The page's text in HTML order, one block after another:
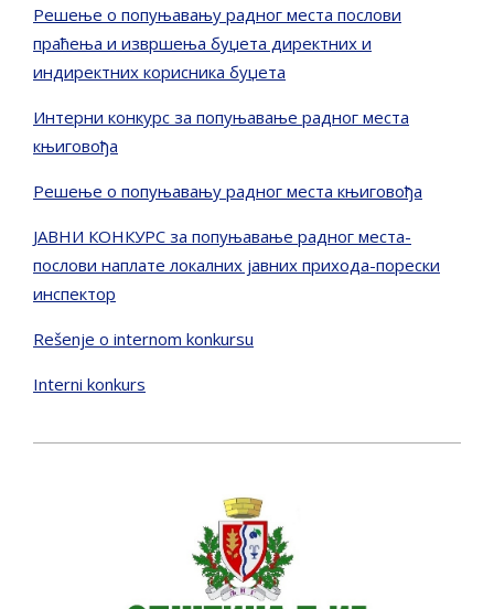
Решење о попуњавању радног места послови
праћења и извршења буџета директних и
индиректних корисника буџета
Интерни конкурс за попуњавање радног места
књиговођа
Решење о попуњавању радног места књиговођа
ЈАВНИ КОНКУРС за попуњавање радног места-
послови наплате локалних јавних прихода-порески
инспектор
Rešenje o internom konkursu
Interni konkurs